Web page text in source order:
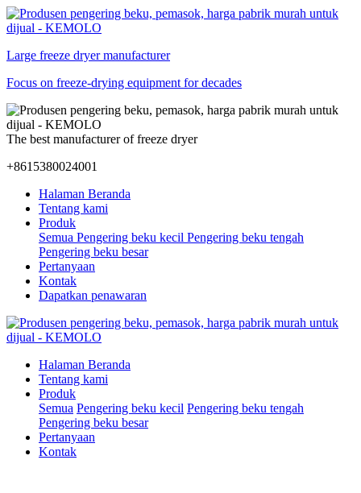
Large freeze dryer manufacturer
Focus on freeze-drying equipment for decades
The best manufacturer of freeze dryer
+8615380024001
Halaman Beranda
Tentang kami
Produk
Semua Pengering beku kecil Pengering beku tengah
Pengering beku besar
Pertanyaan
Kontak
Dapatkan penawaran
Halaman Beranda
Tentang kami
Produk
Semua Pengering beku kecil Pengering beku tengah
Pengering beku besar
Pertanyaan
Kontak